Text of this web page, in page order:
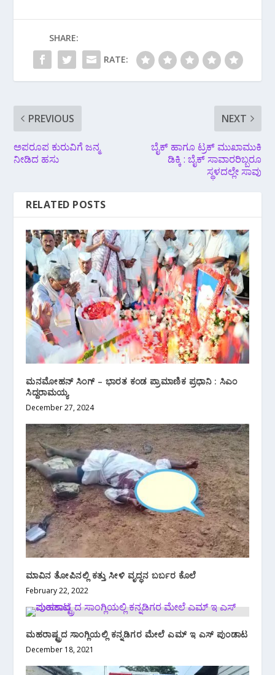
SHARE:
RATE:
PREVIOUS
ಅಪರೂಪ ಕುರುವಿಗೆ ಜನ್ಮ
ನೀಡಿದ ಹಸು
NEXT
ಬೈಕ್ ಹಾಗೂ ಟ್ರಕ್ ಮುಖಾಮುಕಿ
ಡಿಕ್ಕಿ : ಬೈಕ್‌ ಸಾವಾರರಿಬ್ಬರೂ
ಸ್ಥಳದಲ್ಲೇ ಸಾವು
RELATED POSTS
ಮನಮೋಹನ್ ಸಿಂಗ್ – ಭಾರತ ಕಂಡ ಪ್ರಾಮಾಣಿಕ ಪ್ರಧಾನಿ : ಸಿಎಂ
ಸಿದ್ದರಾಮಯ್ಯ
December 27, 2024
ಮಾವಿನ ತೋಪಿನಲ್ಲಿ ಕತ್ತು ಸೀಳಿ ವೃದ್ಧನ ಬರ್ಬರ ಕೊಲೆ
February 22, 2022
ಮಹರಾಷ್ಟ್ರದ ಸಾಂಗ್ಲಿಯಲ್ಲಿ ಕನ್ನಡಿಗರ ಮೇಲೆ ಎಮ್ ಇ ಎಸ್ ಪುಂಡಾಟ
December 18, 2021